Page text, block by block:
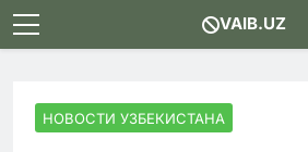
Skip
to
VAIB.UZ
НОВОСТИ УЗБЕКИСТАНА